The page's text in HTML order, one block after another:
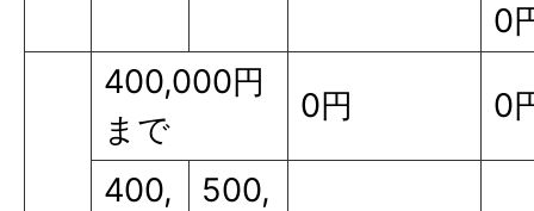
0
400,000円
まで
0円 0
400,
500,